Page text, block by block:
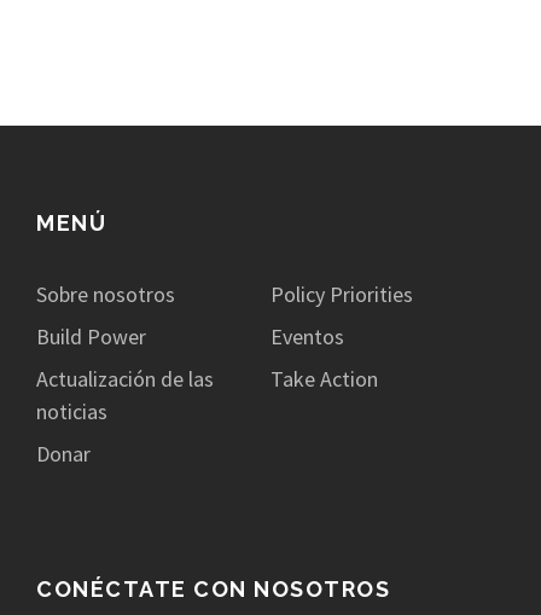
MENÚ
Sobre nosotros
Policy Priorities
Build Power
Eventos
Actualización de las
noticias
Take Action
Donar
CONÉCTATE CON NOSOTROS